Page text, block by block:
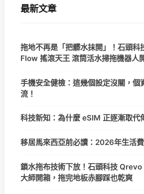
最新文章
拖地不再是「把髒水抹開」！石頭
Flow 搖滾天王 滾筒活水掃拖機器人
手機安全健檢：這幾個設定沒關，個
流！
科技新知：為什麼 eSIM 正逐漸取代
移居馬來西亞前必讀：2026年生活
鎖水拖布技術下放！石頭科技
大師開箱，拖完地板赤腳踩也乾爽